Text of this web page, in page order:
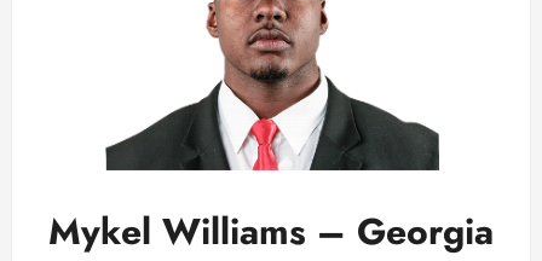
Mykel Williams – Georgia